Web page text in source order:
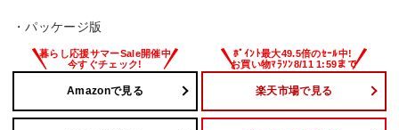
・パッケージ版
Amazonで見る 楽天市場で見る